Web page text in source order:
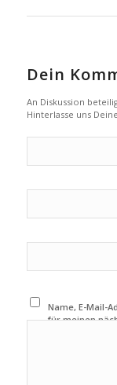
Dein
An Diskussion
Hinterlasse uns
Name, E-Mail-
für meinen